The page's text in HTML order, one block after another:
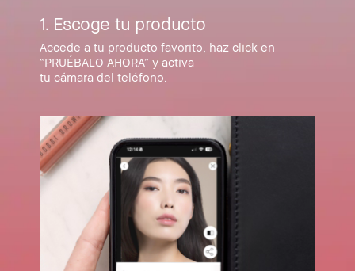
1. Escoge tu producto​
Accede a tu producto favorito, haz click en
“PRUÉBALO AHORA” y activa
tu cámara del teléfono.